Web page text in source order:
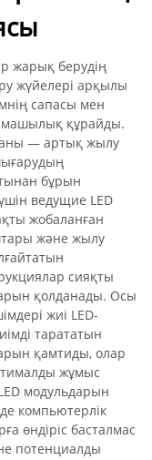
жарық берудің
жүйелері арқылы
сапасы мен
құрайды.
— артық жылу
бұрын
ведущие LED
жобаланған
және жылу
сияқты
қолданады. Осы
жиі LED-
тарататын
қамтиды, олар
жұмыс
модульдарын
компьютерлік
өндіріс басталмас
потенциалды